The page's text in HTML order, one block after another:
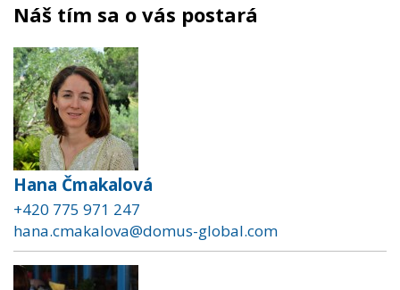
Náš tím sa o vás postará
Hana Čmakalová
+420 775 971 247
hana.cmakalova@domus-global.com